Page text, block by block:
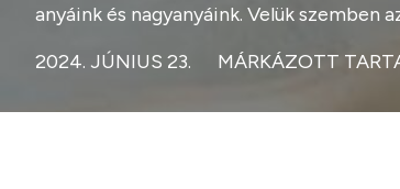
anyáink és nagyanyáink. Velük szemben
2024. JÚNIUS 23.
MÁRKÁZOTT